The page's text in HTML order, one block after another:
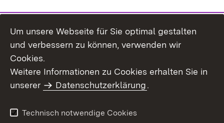
Benutzungshinweise
Erklärung zur
Um unsere Webseite für Sie optimal gestalten
und verbessern zu können, verwenden wir
Cookies.
Weitere Informationen zu Cookies erhalten Sie in
unserer
Datenschutzerklärung.
Technisch notwendige Cookies